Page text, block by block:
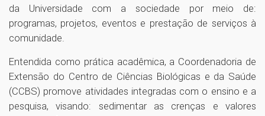
da Universidade com a sociedade por meio de:
programas, projetos, eventos e prestação de serviços à
comunidade.
Entendida como prática acadêmica, a Coordenadoria de
Extensão do Centro de Ciências Biológicas e da Saúde
(CCBS) promove atividades integradas com o ensino e a
pesquisa, visando: sedimentar as crenças e valores